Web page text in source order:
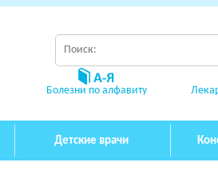
Болезни по алфавиту
Детские врачи